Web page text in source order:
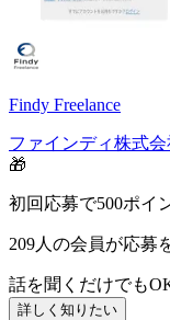
Findy Freelance
ファインディ株式会
🎁
初回応募で500ポイ
209人の会員が応募
話を聞くだけでも
詳しく知りたい